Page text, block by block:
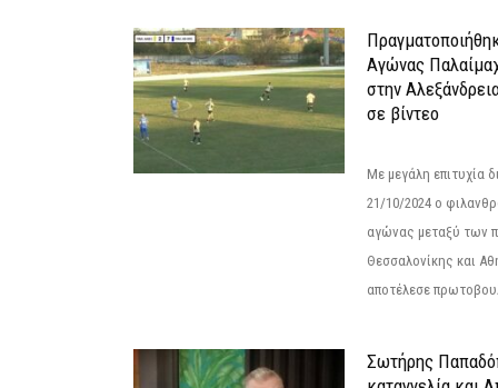
Αγώνας
στην
σε βίντεο
Με μεγάλη επιτυχία
21/10/2024 ο
αγώνας μεταξύ των
Θεσσαλονίκης και
αποτέλεσε
Σωτήρης